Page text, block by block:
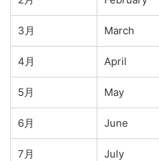
3月 March
4月 April
5月 May
6月 June
7月 July